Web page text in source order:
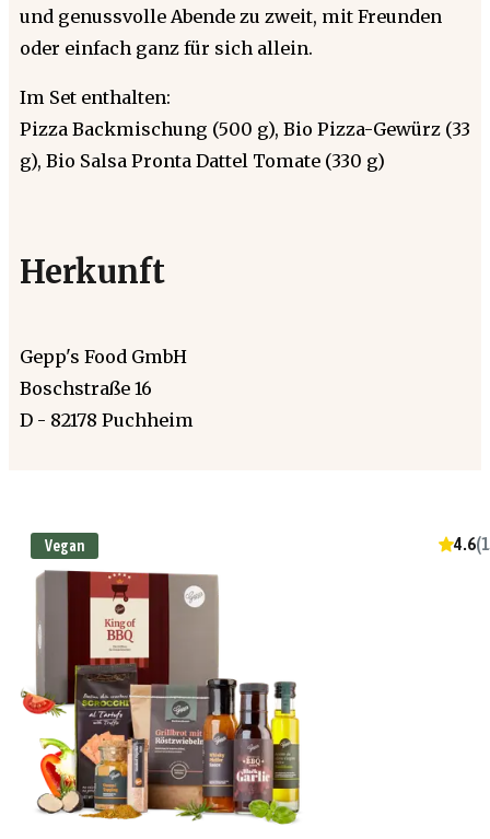
und genussvolle Abende zu zweit, mit Freunden
oder einfach ganz für sich allein.
Im Set enthalten:
Pizza Backmischung (500 g), Bio Pizza-Gewürz (33
g), Bio Salsa Pronta Dattel Tomate (330 g)
Herkunft
Gepp's Food GmbH
Boschstraße 16
D - 82178 Puchheim
Vegan 4.6(